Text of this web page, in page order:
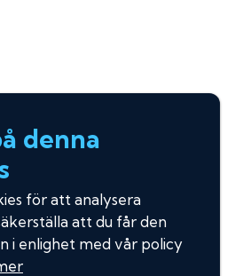
denna
för att analysera
att du får den
i enlighet med vår policy